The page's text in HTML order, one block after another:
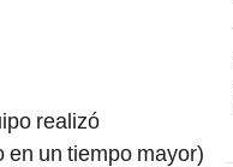
realizó
un tiempo mayor)